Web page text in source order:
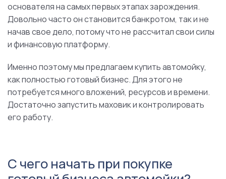
основателя на самых первых этапах зарождения.
Довольно часто он становится банкротом, так и не
начав свое дело, потому что не рассчитал свои силы
и финансовую платформу.
Именно поэтому мы предлагаем купить автомойку,
как полностью готовый бизнес. Для этого не
потребуется много вложений, ресурсов и времени.
Достаточно запустить маховик и контролировать
его работу.
С чего начать при покупке